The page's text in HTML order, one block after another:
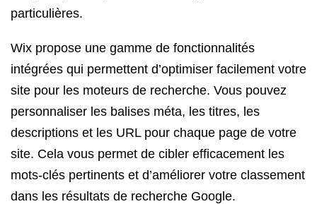
particulières.
Wix propose une gamme de fonctionnalités
intégrées qui permettent d’optimiser facilement votre
site pour les moteurs de recherche. Vous pouvez
personnaliser les balises méta, les titres, les
descriptions et les URL pour chaque page de votre
site. Cela vous permet de cibler efficacement les
mots-clés pertinents et d’améliorer votre classement
dans les résultats de recherche Google.